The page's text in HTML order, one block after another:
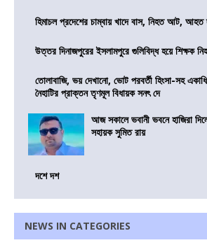
হিমাচল প্রদেশের চাম্বায় খাদে বাস, নিহত আট,
উত্তর দিনাজপুরের ইসলামপুরে গুলিবিদ্ধ হয়ে শিক্ষক
তোলাবাজি, ভয় দেখানো, ভোট পরবর্তী হিংসা-সহ
নৈহাটির প্রাক্তন তৃণমূল বিধায়ক সনৎ দে
আজ সকালে ভবানী ভবনে হাজিরা
সহায়ক সুমিত রায়
দশে দশ
NEWS IN CATEGORIES